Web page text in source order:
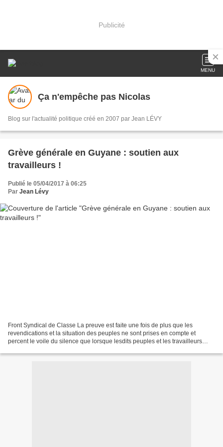
Publicité
MENU
Ça n'empêche pas Nicolas
Blog sur l'actualité politique créé en 2007 par Jean LÉVY
Grève générale en Guyane : soutien aux
travailleurs !
Publié le 05/04/2017 à 06:25
Par Jean Lévy
Front Syndical de Classe La preuve est faite une fois de plus que les
revendications et la situation des peuples ne sont prises en compte et
percent le voile du silence que lorsque lesdits peuples et les travailleurs